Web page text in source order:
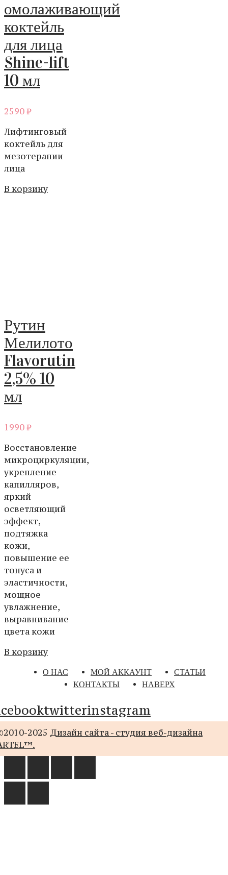
омолаживающий
коктейль
для лица
Shine-lift
10 мл
2590₽
Лифтинговый
коктейль для
мезотерапии
лица
В корзину
Рутин
Мелилото
Flavorutin
2,5% 10
мл
1990₽
Восстановление
микроциркуляции,
укрепление
капилляров,
яркий
осветляющий
эффект,
подтяжка
кожи,
повышение ее
тонуса и
эластичности,
мощное
увлажнение,
выравнивание
цвета кожи
В корзину
О НАС МОЙ АККАУНТ
СТАТЬИ
КОНТАКТЫ
НАВЕРХ
twitterinstagram
2025 Дизайн сайта - студия веб-дизайна